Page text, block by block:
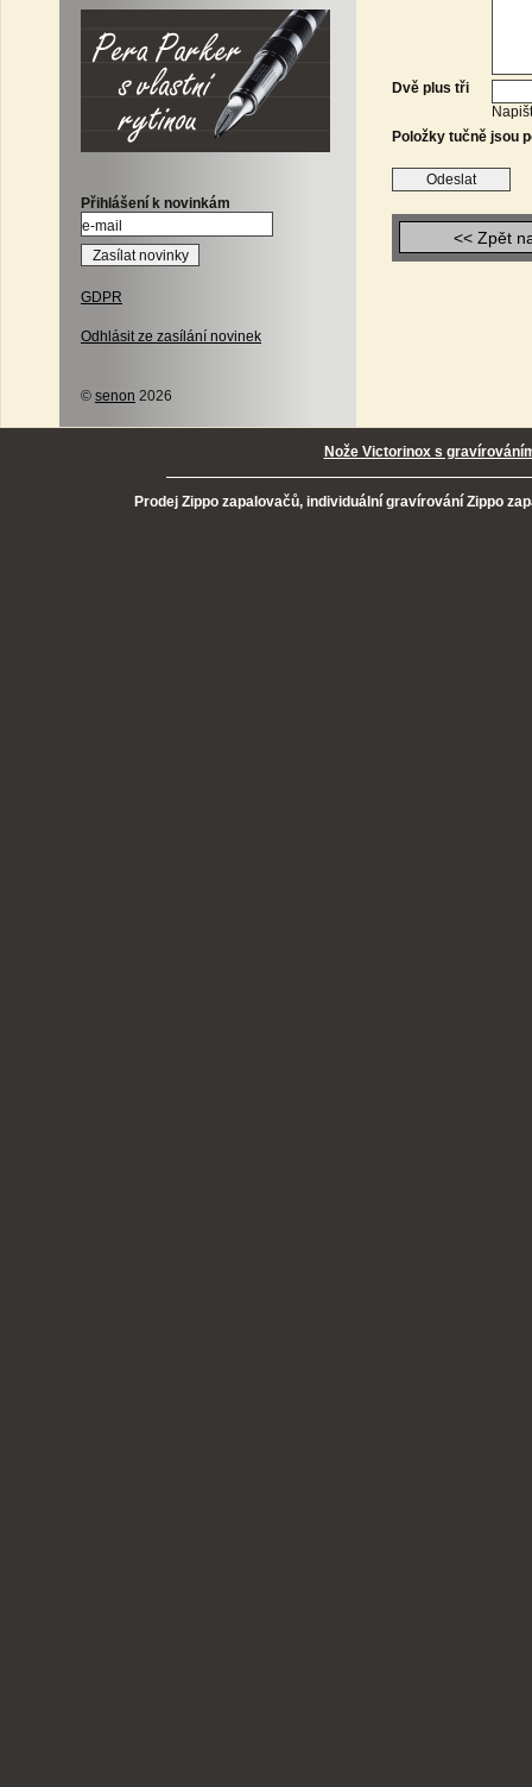
Přihlášení k novinkám
GDPR
Odhlásit ze zasílání novinek
© senon 2026
Dvě plus tři
Položky tučně jsou
<< Zpět
Nože Victorinox s
Prodej Zippo zapalovačů, individuální gravírování Zippo